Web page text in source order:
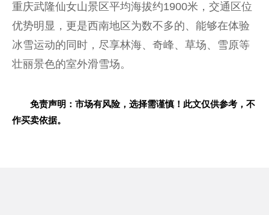
重庆武隆仙女山景区平均海拔约1900米，交通区位
优势明显，更是西南地区为数不多的、能够在体验
冰雪运动的同时，尽享林海、奇峰、草场、雪原等
壮丽景色的室外滑雪场。
免责声明：市场有风险，选择需谨慎！此文仅供参考，不
作买卖依据。